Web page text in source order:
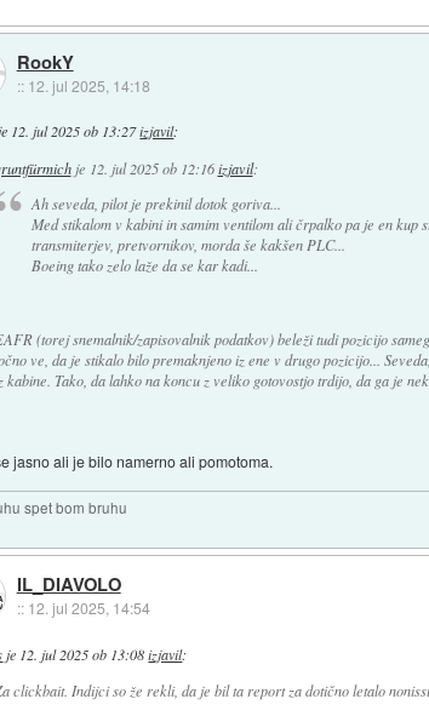
RookY
:: 12. jul 2025, 14:18
12. jul 2025 ob 13:27izjavil:
je 12. jul 2025 ob 12:16 izjavil:
Ah seveda, pilot je prekinil dotok goriva...
Med stikalom v kabini in samim ventilom ali črpalko pa je en kup
transmiterjev, pretvornikov, morda še kakšen PLC...
Boeing tako zelo laže da se kar kadi...
(torej snemalnik/zapisovalnik podatkov) beleži tudi pozicijo
ve, da je stikalo bilo premaknjeno iz ene v drugo pozicijo...
kabine. Tako, da lahko na koncu z veliko gotovostjo trdijo, da ga je
jasno ali je bilo namerno ali pomotoma.
spet bom bruhu
IL_DIAVOLO
:: 12. jul 2025, 14:54
je 12. jul 2025 ob 13:08 izjavil:
clickbait. Indijci so že rekli, da je bil ta report za dotično letalo